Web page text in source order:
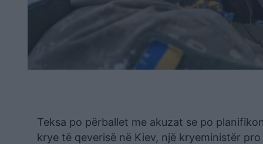
Teksa po përballet me akuzat se po
krye të qeverisë në Kiev, një kryeministër